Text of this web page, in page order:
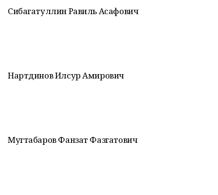
Сибагатуллин Равиль Асафович
Нартдинов Илсур Амирович
Мугтабаров Фанзат Фазгатович